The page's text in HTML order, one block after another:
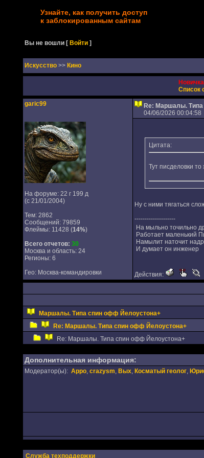
Узнайте, как получить доступ
к заблокированным сайтам
Вы не вошли [Войти ]
Искусство >> Кино
Список
garic99
На форуме: 22 г 199 д
(с 21/01/2004)
Тем: 2862
Сообщений: 79859
Флеймы: 11428 (14%)
Всего отчетов: 30
Москва и область: 24
Регионы: 6
Гео: Москва-командировки
Re: Маршалы.
04/06/2026 00:04:58
Цитата:
Тут писделовки
Ну с ними тягаться
--------------------
На мыльно точильно
Работает маленький
Намылит наточит
И думает он инженер
Действия:
Маршалы. Типа спин офф Йелоустона+
Re: Маршалы. Типа спин офф Йелоустона+
Re: Маршалы. Типа спин офф Йелоустона+
Дополнительная информация:
Модератор(ы): Appo, crazysm, Вых, Косматый геолог,
Служба техподдержки